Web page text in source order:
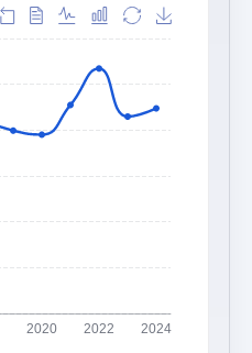
2020 2022 2024